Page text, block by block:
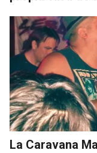
La Caravana